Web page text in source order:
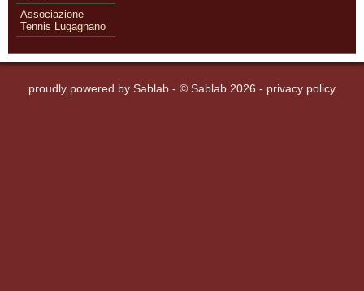
Associazione
Tennis Lugagnano
proudly powered by Sablab - © Sablab 2026 - privacy policy